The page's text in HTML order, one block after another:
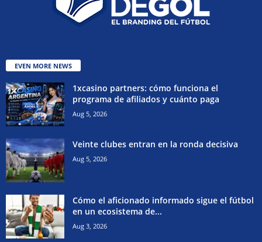
EVEN MORE NEWS
1xcasino partners: cómo funciona el
programa de afiliados y cuánto paga
Aug 5, 2026
Veinte clubes entran en la ronda decisiva
Aug 5, 2026
Cómo el aficionado informado sigue el fútbol
en un ecosistema de...
Aug 3, 2026